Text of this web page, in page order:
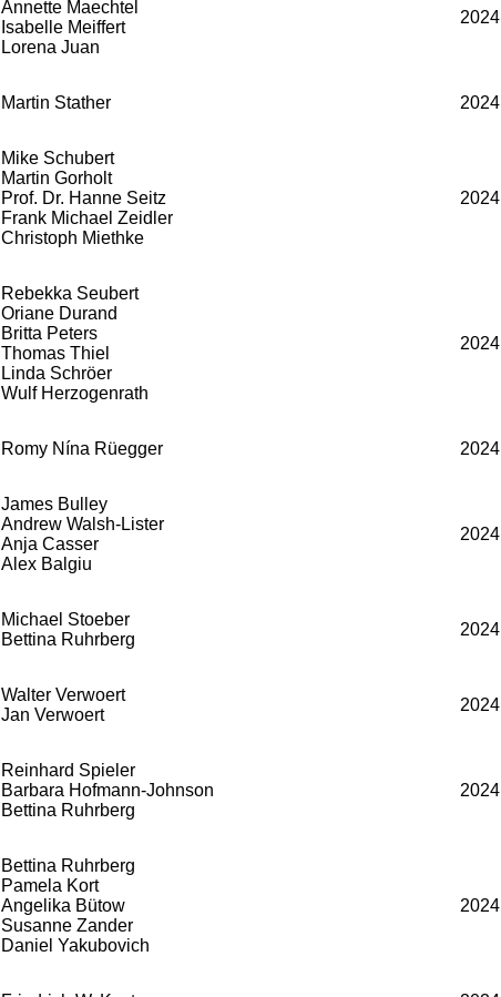
Annette Maechtel
Isabelle Meiffert
Lorena Juan
2024
Martin Stather 2024
Mike Schubert
Martin Gorholt
Prof. Dr. Hanne Seitz
Frank Michael Zeidler
Christoph Miethke
2024
Rebekka Seubert
Oriane Durand
Britta Peters
Thomas Thiel
Linda Schröer
Wulf Herzogenrath
2024
Romy Nína Rüegger 2024
James Bulley
Andrew Walsh-Lister
Anja Casser
Alex Balgiu
2024
Michael Stoeber
Bettina Ruhrberg
2024
Walter Verwoert
Jan Verwoert
2024
Reinhard Spieler
Barbara Hofmann-Johnson
Bettina Ruhrberg
2024
Bettina Ruhrberg
Pamela Kort
Angelika Bütow
Susanne Zander
Daniel Yakubovich
2024